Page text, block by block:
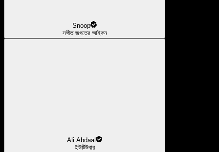
Snoop
সঙ্গীত জগতের আইকন
Ali Abdaal
ইউটিউবার